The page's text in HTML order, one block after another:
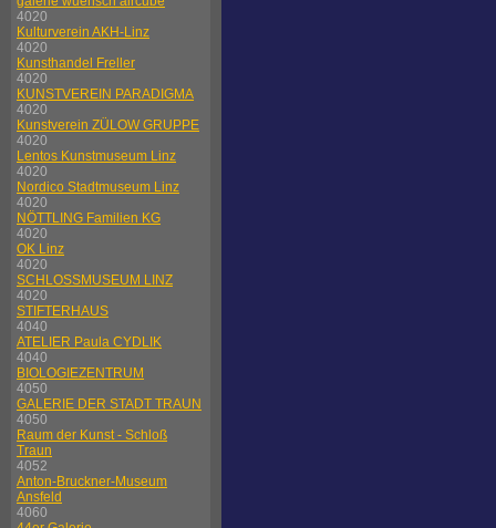
4020
Kulturverein AKH-Linz
4020
Kunsthandel Freller
4020
KUNSTVEREIN PARADIGMA
4020
Kunstverein ZÜLOW GRUPPE
4020
Lentos Kunstmuseum Linz
4020
Nordico Stadtmuseum Linz
4020
NÖTTLING Familien KG
4020
OK Linz
4020
SCHLOSSMUSEUM LINZ
4020
STIFTERHAUS
4040
ATELIER Paula CYDLIK
4040
BIOLOGIEZENTRUM
4050
GALERIE DER STADT TRAUN
4050
Raum der Kunst - Schloß
Traun
4052
Anton-Bruckner-Museum
Ansfeld
4060